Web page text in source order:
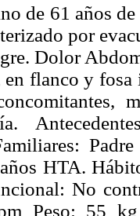
de 61 años
por
Dolor
flanco y
HTA.
No
Peso: 55